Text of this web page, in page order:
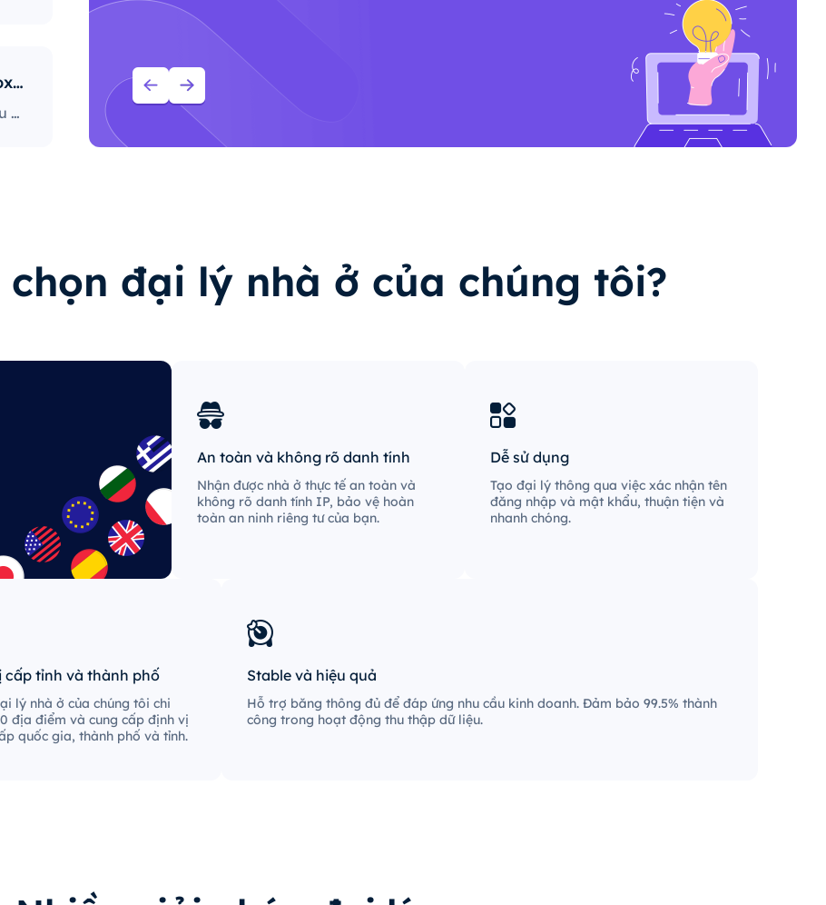
Tại sao bạn nên sử dụng dịch vụ đại lý ProxyLite?
ProxyLite Sở hữu hơn 86 triệu đại lý nhà ở đạt tiêu chuẩn toàn cầu, là sự lựa chọn hàng đầu của máy chủ đại lý thực sự.
chọn đại lý nhà ở của chúng tôi?
An toàn và không rõ danh tính
Nhận được nhà ở thực tế an toàn và
không rõ danh tính IP, bảo vệ hoàn
toàn an ninh riêng tư của bạn.
Dễ sử dụng
Tạo đại lý thông qua việc xác nhận tên
đăng nhập và mật khẩu, thuận tiện và
nhanh chóng.
cấp tỉnh và thành phố
lý nhà ở của chúng tôi chi
địa điểm và cung cấp định vị
quốc gia, thành phố và tỉnh.
Stable và hiệu quả
Hỗ trợ băng thông đủ để đáp ứng nhu cầu kinh doanh. Đảm bảo 99.5% thành
công trong hoạt động thu thập dữ liệu.